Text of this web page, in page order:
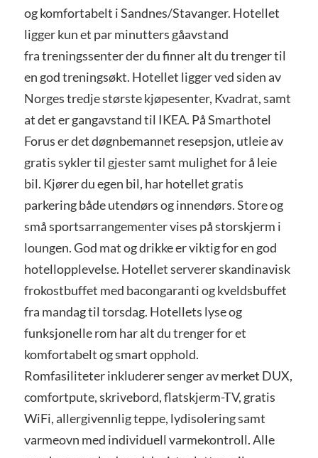
og komfortabelt i Sandnes/Stavanger. Hotellet
ligger kun et par minutters gåavstand
fra treningssenter der du finner alt du trenger til
en god treningsøkt. Hotellet ligger ved siden av
Norges tredje største kjøpesenter, Kvadrat, samt
at det er gangavstand til IKEA. På Smarthotel
Forus er det døgnbemannet resepsjon, utleie av
gratis sykler til gjester samt mulighet for å leie
bil. Kjører du egen bil, har hotellet gratis
parkering både utendørs og innendørs. Store og
små sportsarrangementer vises på storskjerm i
loungen. God mat og drikke er viktig for en god
hotellopplevelse. Hotellet serverer skandinavisk
frokostbuffet med bacongaranti og kveldsbuffet
fra mandag til torsdag. Hotellets lyse og
funksjonelle rom har alt du trenger for et
komfortabelt og smart opphold.
Romfasiliteter inkluderer senger av merket DUX,
comfortpute, skrivebord, flatskjerm-TV, gratis
WiFi, allergivennlig teppe, lydisolering samt
varmeovn med individuell varmekontroll. Alle